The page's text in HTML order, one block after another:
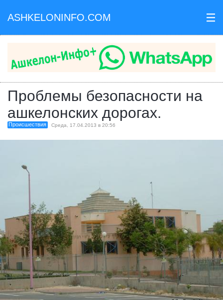
ASHKELONINFO.COM III
Проблемы безопасности на
ашкелонских дорогах.
Происшествия Среда, 17.04.2013 в 20:56